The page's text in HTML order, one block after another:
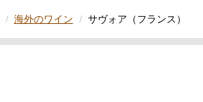
海外のワイン サヴォア（フランス）